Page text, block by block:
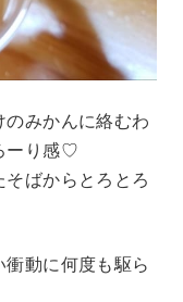
みかんに絡むわ
ーり感♡
ばからとろとろ
動に何度も駆ら